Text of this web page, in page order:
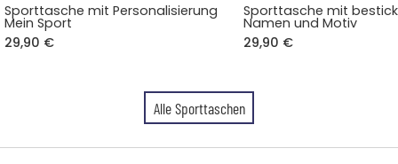
Sporttasche mit Personalisierung
Mein Sport
29,90 €
Sporttasche mit
Namen und Motiv
29,90 €
Alle Sporttaschen